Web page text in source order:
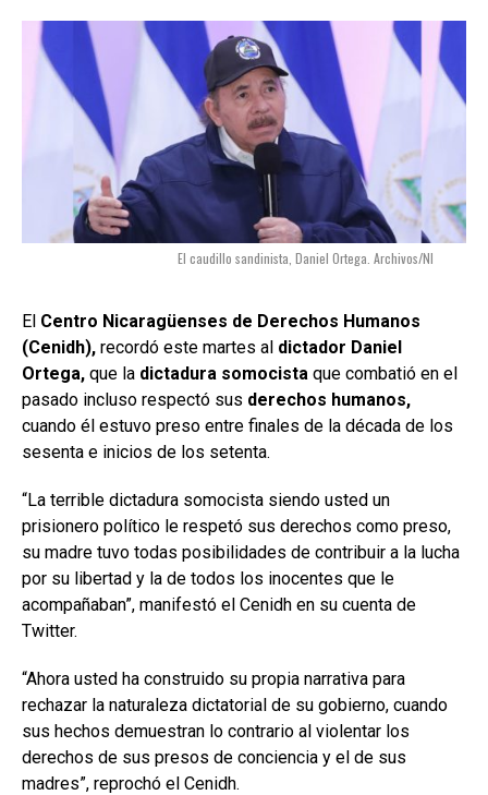
El caudillo sandinista, Daniel Ortega. Archivos/NI
El Centro Nicaragüenses de Derechos Humanos
(Cenidh), recordó este martes al dictador Daniel
Ortega, que la dictadura somocista que combatió en el
pasado incluso respectó sus derechos humanos,
cuando él estuvo preso entre finales de la década de los
sesenta e inicios de los setenta.
“La terrible dictadura somocista siendo usted un
prisionero político le respetó sus derechos como preso,
su madre tuvo todas posibilidades de contribuir a la lucha
por su libertad y la de todos los inocentes que le
acompañaban”, manifestó el Cenidh en su cuenta de
Twitter.
“Ahora usted ha construido su propia narrativa para
rechazar la naturaleza dictatorial de su gobierno, cuando
sus hechos demuestran lo contrario al violentar los
derechos de sus presos de conciencia y el de sus
madres”, reprochó el Cenidh.